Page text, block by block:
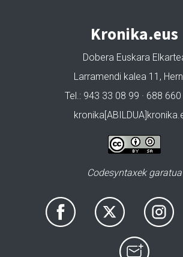
Kronika.eus
Dobera Euskara
Larramendi kalea 11,
Tel.: 943 33 08 99 · 688 660
Codesyntaxek garatua